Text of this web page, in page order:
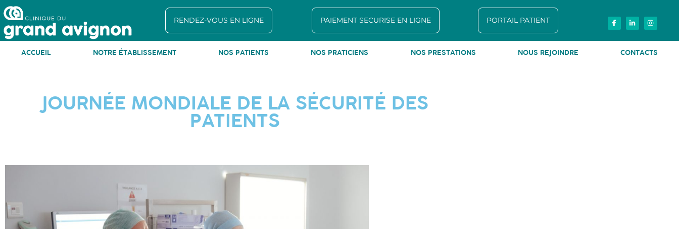
RENDEZ-VOUS EN LIGNE PAIEMENT SECURISE EN LIGNE PORTAIL PATIENT
ACCUEIL NOTRE ÉTABLISSEMENT NOS PATIENTS NOS PRATICIENS NOS PRESTATIONS NOUS REJOINDRE CONTACTS
JOURNÉE MONDIALE DE LA SÉCURITÉ DES
PATIENTS